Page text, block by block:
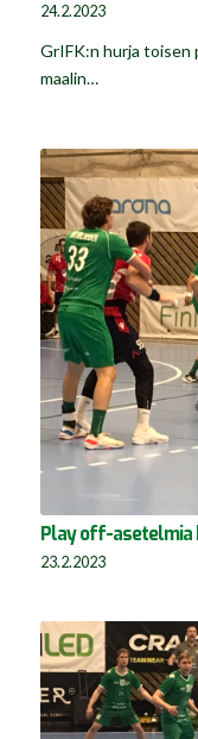
24.2.2023
GrIFK:n hurja toisen
maalin…
Play off-asetelmia
23.2.2023